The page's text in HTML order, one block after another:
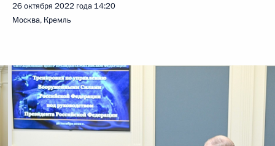
26 октября 2022 года 14:20
Москва, Кремль